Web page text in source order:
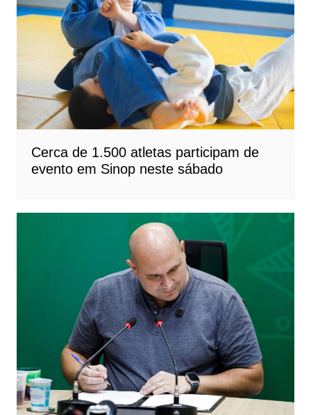
Cerca de 1.500 atletas participam de
evento em Sinop neste sábado